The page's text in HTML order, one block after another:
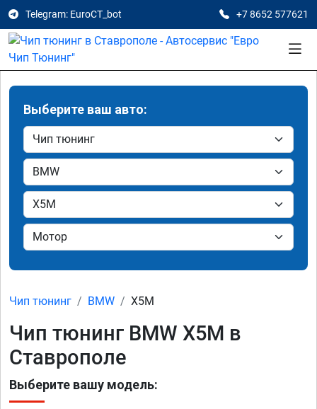
Telegram: EuroCT_bot +7 8652 577621
Выберите ваш авто:
Чип тюнинг BMW X5M
Чип тюнинг BMW X5M в
Ставрополе
Выберите вашу модель: